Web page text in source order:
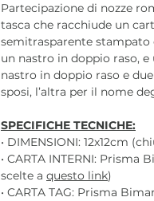
Partecipazione di nozze
tasca che racchiude un
semitrasparente
un nastro in doppio raso,
nastro in doppio raso e
sposi, l’altra per il nome
SPECIFICHE TECNICHE:
• DIMENSIONI: 12x12cm
• CARTA INTERNI:
scelte a questo link)
• CARTA TAG: Prisma